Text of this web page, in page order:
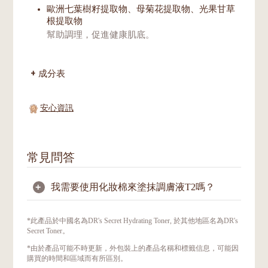
歐洲七葉樹籽提取物、母菊花提取物、光果甘草
根提取物
幫助調理，促進健康肌底。
成分表
安心資訊
常見問答
+ 我需要使用化妝棉來塗抹調膚液T2嗎？
不需要。用手指輕輕塗抹於全臉即可，這能讓
肌膚充分吸收其營養。
*此產品於中國名為DR's Secret Hydrating Toner, 於其他地區名為DR's
Secret Toner。
*由於產品可能不時更新，外包裝上的產品名稱和標籤信息，可能因
購買的時間和區域而有所區別。